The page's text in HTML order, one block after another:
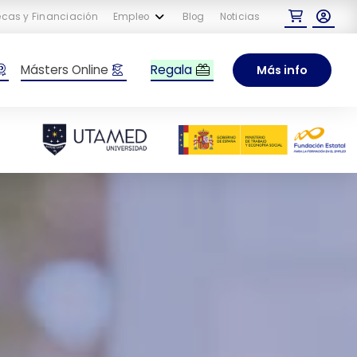
y Financiación Empleo Blog Noticias
Másters Online Regala Más info